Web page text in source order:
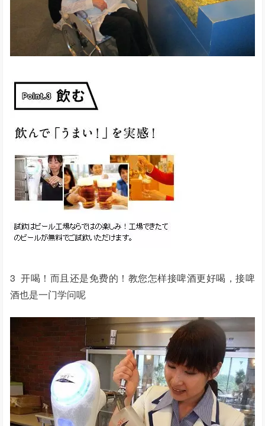
3 开喝！而且还是免费的！教您怎样接啤酒更好喝，接啤
酒也是一门学问呢